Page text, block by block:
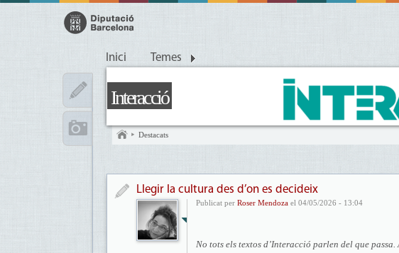
Inici Temes
Interacció
Destacats
Llegir la cultura des d’on es decideix
Publicat per Roser Mendoza el 04/05/2026 - 13:04
No tots els textos d’Interacció parlen del que